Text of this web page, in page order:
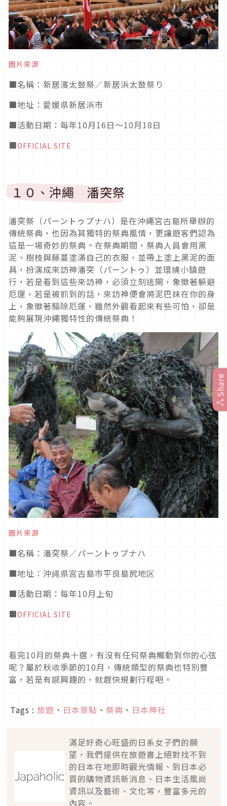
圖片來源
■名稱：新居濱太鼓祭／新居浜太鼓祭り
■地址：愛媛県新居浜市
■活動日期 ：每年10月16日～10月18日
■OFFICIAL SITE
１０、沖繩 潘突祭
潘突祭 （パーントゥプナハ） 是在沖繩宮古島所舉辦的
傳統祭典，也因為其獨特的祭典風情，更讓遊客們認為
這是一場奇妙的祭典。 在祭典期間，祭典人員會用黑
泥、樹枝與藤蔓塗滿自己的衣服，並帶上塗上黑泥的面
具，扮演成來訪神潘突（パーントゥ）並環繞小鎮遊
行，若是看到這些來訪神，必須立刻逃開，象徵著躲避
厄運，若是被抓到的話，來訪神便會將泥巴抹在你的身
上，象徵著驅除厄運，雖然外觀看起來有些可怕，卻是
能夠展現沖繩獨特性的傳統祭典！
圖片來源
■名稱： 潘突祭／パーントゥプナハ
■地址：沖縄県宮古島市平良島尻地区
■活動日期 ：每年10月上旬
■OFFICIAL SITE
看完10月的祭典十選，有沒有任何祭典觸動到你的心弦
呢？屬於秋收季節的10月，傳統類型的祭典也特別豐
富，若是有感興趣的，就趕快規劃行程吧。
Tags : 旅遊 、 日本景點 、 祭典 、 日本神社
滿足好奇心旺盛的日系女子們的願
望，我們提供在旅遊書上絕對找不到
的日本在地即時觀光情報、到日本必
買的購物資訊新消息、日本生活風尚
資訊以及藝術、文化等，豐富多元的
內容。
Share